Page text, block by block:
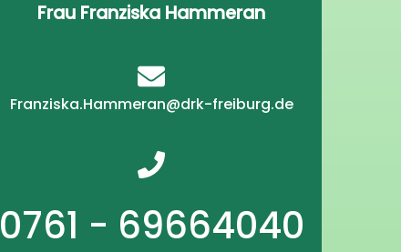
Frau Franziska Hammeran
Franziska.Hammeran@drk-freiburg.de
0761 - 69664040